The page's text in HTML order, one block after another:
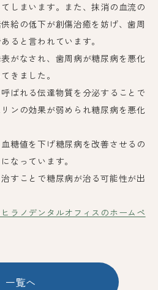
しまいます。また、抹消の血流の
給の低下が創傷治癒を妨げ、歯周
ると言われています。
がなされ、歯周病が糖尿病を悪化
きました。
ばれる伝達物質を分泌することで
ンの効果が弱められ糖尿病を悪化
糖値を下げ糖尿病を改善させるの
なっています。
すことで糖尿病が治る可能性が出
ラノデンタルオフィスのホームペ
一覧へ